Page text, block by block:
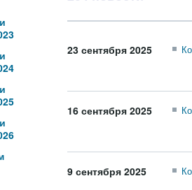
23 сентября 2025
16 сентября 2025
9 сентября 2025